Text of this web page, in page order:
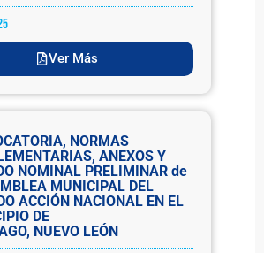
Ver Más
NORMAS
ANEXOS Y
NOMINAL PRELIMINAR de
MUNICIPAL DEL
ACCIÓN NACIONAL EN EL
DE
NUEVO LEÓN